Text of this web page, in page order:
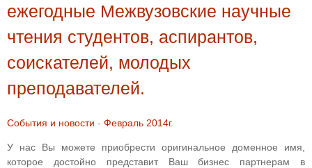
ежегодные Межвузовские научные
чтения студентов, аспирантов,
соискателей, молодых
преподавателей.
События и новости - Февраль 2014г.
У нас Вы можете приобрести оригинальное доменное имя,
которое достойно представит Ваш бизнес партнерам в